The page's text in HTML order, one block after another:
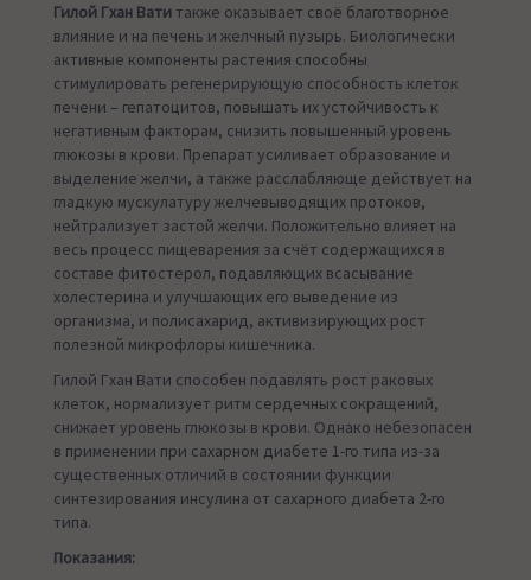
Гилой Гхан Ватитакже оказывает своё благотворное
влияние и на печень и желчный пузырь. Биологически
активные компоненты растения способны
стимулировать регенерирующую способность клеток
печени – гепатоцитов, повышать их устойчивость к
негативным факторам, снизить повышенный уровень
глюкозы в крови. Препарат усиливает образование и
выделение желчи, а также расслабляюще действует на
гладкую мускулатуру желчевыводящих протоков,
нейтрализует застой желчи. Положительно влияет на
весь процесс пищеварения за счёт содержащихся в
составе фитостерол, подавляющих всасывание
холестерина и улучшающих его выведение из
организма, и полисахарид, активизирующих рост
полезной микрофлоры кишечника.
Гилой Гхан Вати способен подавлять рост раковых
клеток, нормализует ритм сердечных сокращений,
снижает уровень глюкозы в крови. Однако небезопасен
в применении при сахарном диабете 1-го типа из-за
существенных отличий в состоянии функции
синтезирования инсулина от сахарного диабета 2-го
типа.
Показания: